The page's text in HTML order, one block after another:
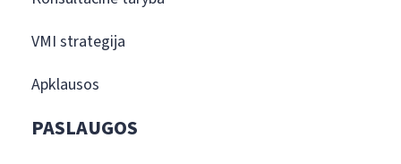
VMI strategija
Apklausos
PASLAUGOS